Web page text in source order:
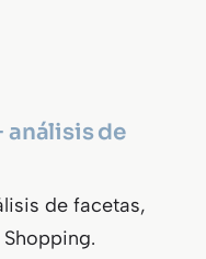
análisis de
de facetas,